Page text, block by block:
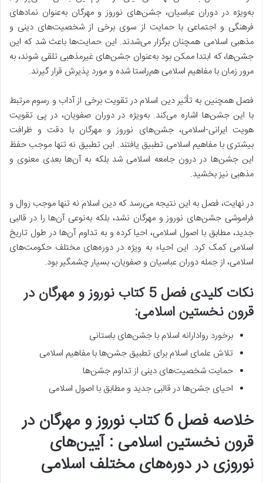
به‌ویژه در دوران عباسیان، جشن‌های نوروز و مهرگان به‌عنوان نمادهای
فرهنگی و اجتماعی باحمایت از سوی برخی از شخصیت‌های دینی و
مذهبی اسلامی همچنان برگزار می‌شدند. این حمایت‌ها باعث شد که این
جشن‌ها، که ابتدا ممکن بود به‌عنوان جشن‌های غیرمذهبی تلقی شوند، به
مرور زمان با مفاهیم اسلامی هم‌راستا شده و مورد پذیرش قرار گیرند.
فصل همچنین به تأثیر دین اسلام در تقویت برخی از آداب و رسوم مرتبط
با این جشن‌ها اشاره می‌کند. به‌ویژه در دوران صفویان، در پی تقویت
هویت ایرانی-اسلامی، جشن‌های نوروز و مهرگان با دقت و ظرافت
بیشتری با مفاهیم اسلامی تطبیق یافتند. این تطبیق نه تنها موجب حفظ
این جشن‌ها در درون جامعه اسلامی شد بلکه به آن‌ها بعدی معنوی و
مذهبی نیز بخشید.
در نهایت، فصل به این نتیجه می‌رسد که دین اسلام نه تنها موجب زوال و
فراموشی جشن‌های نوروز و مهرگان نشد، بلکه به‌نوعی آن‌ها را در قالبی
جدید، مطابق با اصول اسلامی، احیا کرده و به تداوم آن‌ها در طول تاریخ
اسلامی کمک کرد. این احیاء به ویژه در دوره‌های مختلف حکومت‌های
اسلامی، از جمله دوران عباسیان و صفویان، بسیار چشمگیر بود.
نکات کلیدی فصل 5 کتاب نوروز و مهرگان در
قرون نخستین اسلامی:
برخورد روادارانه اسلام با جشن‌های باستانی
تلاش علمای اسلام برای تطبیق جشن‌ها با مفاهیم اسلامی
حمایت شخصیت‌های دینی از تداوم جشن‌ها
احیای جشن‌ها در قالبی جدید و مطابق با اصول اسلامی
خلاصه فصل 6 کتاب نوروز و مهرگان در
قرون نخستین اسلامی : آیین‌های
نوروزی در دوره‌های مختلف اسلامی